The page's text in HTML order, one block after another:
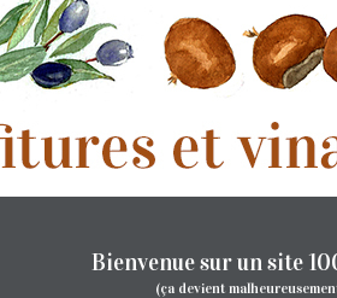
Bienvenue sur un site
(ça devient